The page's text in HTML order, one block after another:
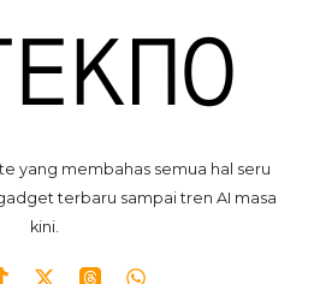
yang membahas semua hal seru
terbaru sampai tren AI masa
kini.